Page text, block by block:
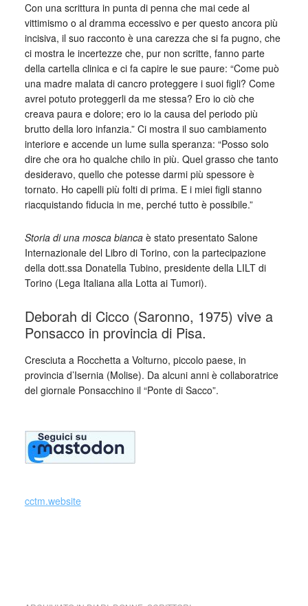
Con una scrittura in punta di penna che mai cede al
vittimismo o al dramma eccessivo e per questo ancora più
incisiva, il suo racconto è una carezza che si fa pugno, che
ci mostra le incertezze che, pur non scritte, fanno parte
della cartella clinica e ci fa capire le sue paure: “Come può
una madre malata di cancro proteggere i suoi figli? Come
avrei potuto proteggerli da me stessa? Ero io ciò che
creava paura e dolore; ero io la causa del periodo più
brutto della loro infanzia.” Ci mostra il suo cambiamento
interiore e accende un lume sulla speranza: “Posso solo
dire che ora ho qualche chilo in più. Quel grasso che tanto
desideravo, quello che potesse darmi più spessore è
tornato. Ho capelli più folti di prima. E i miei figli stanno
riacquistando fiducia in me, perché tutto è possibile.”
Storia di una mosca biancaè stato presentato Salone
Internazionale del Libro di Torino, con la partecipazione
della dott.ssa Donatella Tubino, presidente della LILT di
Torino (Lega Italiana alla Lotta ai Tumori).
Deborah di Cicco (Saronno, 1975) vive a
Ponsacco in provincia di Pisa.
Cresciuta a Rocchetta a Volturno, piccolo paese, in
provincia d’Isernia (Molise). Da alcuni anni è collaboratrice
del giornale Ponsacchino il “Ponte di Sacco”.
cctm.website